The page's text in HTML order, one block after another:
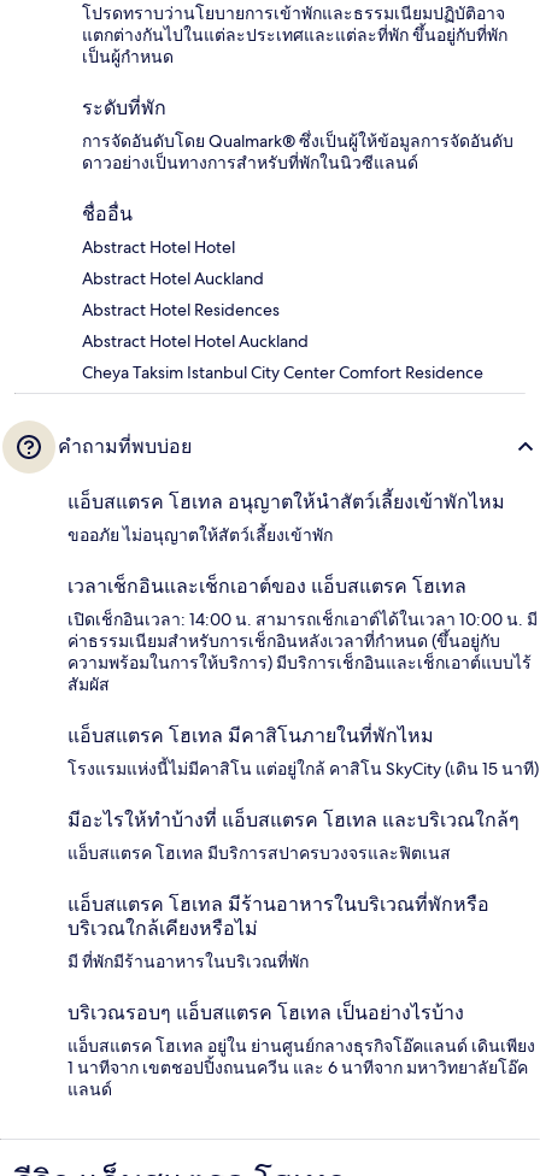
โปรดทราบว่านโยบายการเข้าพักและธรรมเนียมปฏิบัติอาจ
แตกต่างกันไปในแต่ละประเทศและแต่ละที่พัก ขึ้นอยู่กับที่พัก
เป็นผู้กำหนด
ระดับที่พัก
การจัดอันดับโดย Qualmark® ซึ่งเป็นผู้ให้ข้อมูลการจัดอันดับ
ดาวอย่างเป็นทางการสำหรับที่พักในนิวซีแลนด์
ชื่ออื่น
Abstract Hotel Hotel
Abstract Hotel Auckland
Abstract Hotel Residences
Abstract Hotel Hotel Auckland
Cheya Taksim Istanbul City Center Comfort Residence
คำถามที่พบบ่อย
แอ็บสแตรค โฮเทล อนุญาตให้นำสัตว์เลี้ยงเข้าพักไหม
ขออภัย ไม่อนุญาตให้สัตว์เลี้ยงเข้าพัก
เวลาเช็กอินและเช็กเอาต์ของ แอ็บสแตรค โฮเทล
เปิดเช็กอินเวลา: 14:00 น. สามารถเช็กเอาต์ได้ในเวลา 10:00 น. มี
ค่าธรรมเนียมสำหรับการเช็กอินหลังเวลาที่กำหนด (ขึ้นอยู่กับ
ความพร้อมในการให้บริการ) มีบริการเช็กอินและเช็กเอาต์แบบไร้
สัมผัส
แอ็บสแตรค โฮเทล มีคาสิโนภายในที่พักไหม
โรงแรมแห่งนี้ไม่มีคาสิโน แต่อยู่ใกล้ คาสิโน SkyCity (เดิน 15 นาที)
มีอะไรให้ทำบ้างที่ แอ็บสแตรค โฮเทล และบริเวณใกล้ๆ
แอ็บสแตรค โฮเทล มีบริการสปาครบวงจรและฟิตเนส
แอ็บสแตรค โฮเทล มีร้านอาหารในบริเวณที่พักหรือ
บริเวณใกล้เคียงหรือไม่
มี ที่พักมีร้านอาหารในบริเวณที่พัก
บริเวณรอบๆ แอ็บสแตรค โฮเทล เป็นอย่างไรบ้าง
แอ็บสแตรค โฮเทล อยู่ใน ย่านศูนย์กลางธุรกิจโอ๊คแลนด์ เดินเพียง
1 นาทีจาก เขตชอปปิ้งถนนควีน และ 6 นาทีจาก มหาวิทยาลัยโอ๊ค
แลนด์